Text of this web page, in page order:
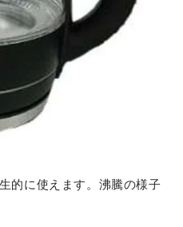
的に使えます。沸騰の様子